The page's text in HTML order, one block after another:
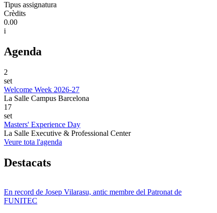
Tipus assignatura
Crèdits
0.00
i
Agenda
2
set
Welcome Week 2026-27
La Salle Campus Barcelona
17
set
Masters' Experience Day
La Salle Executive & Professional Center
Veure tota l'agenda
Destacats
En record de Josep Vilarasu, antic membre del Patronat de
FUNITEC